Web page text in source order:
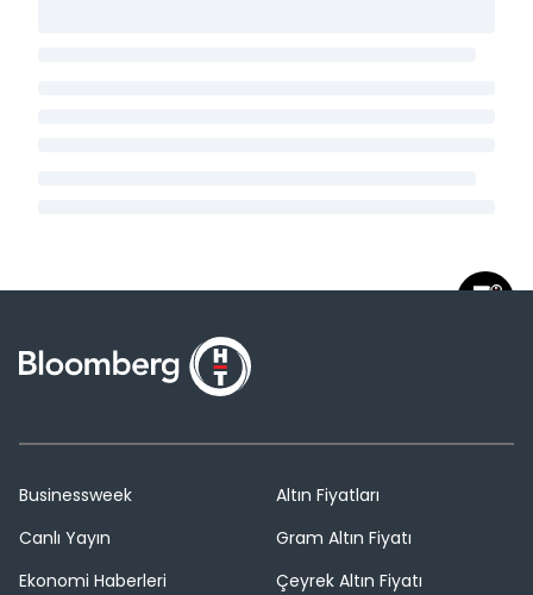
Businessweek
Canlı Yayın
Ekonomi Haberleri
Altın Fiyatları
Gram Altın Fiyatı
Çeyrek Altın Fiyatı